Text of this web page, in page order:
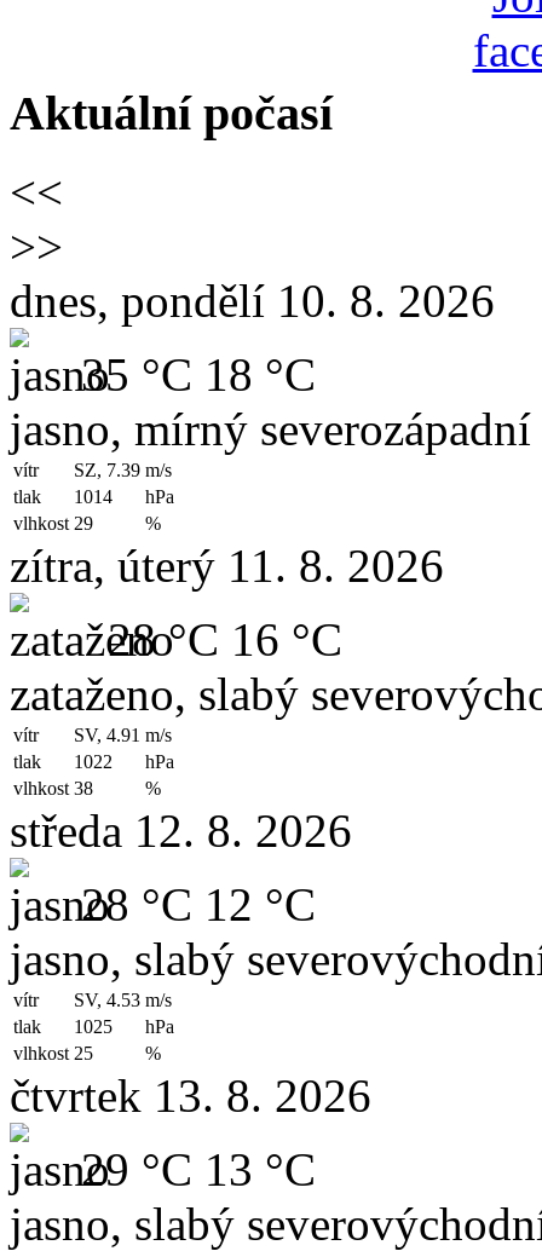
Aktuální počasí
<<
>>
dnes, pondělí 10. 8. 2026
35 °C 18 °C
jasno, mírný
vítr SZ, 7.39 m/s
tlak
1014
hPa
vlhkost 29 %
zítra, úterý 11. 8. 2026
28 °C 16 °C
zataženo, slabý
vítr SV, 4.91 m/s
tlak
1022
hPa
vlhkost 38 %
středa 12. 8. 2026
28 °C 12 °C
jasno, slabý
vítr SV, 4.53 m/s
tlak
1025
hPa
vlhkost 25 %
čtvrtek 13. 8. 2026
29 °C 13 °C
jasno, slabý